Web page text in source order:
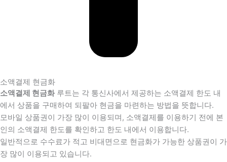
소액결제 현금화
소액결제 현금화루트는 각 통신사에서 제공하는 소액결제 한도 내
에서 상품을 구매하여 되팔아 현금을 마련하는 방법을 뜻합니다.
모바일 상품권이 가장 많이 이용되며, 소액결제를 이용하기 전에 본
인의 소액결제 한도를 확인하고 한도 내에서 이용합니다.
일반적으로 수수료가 적고 비대면으로 현금화가 가능한 상품권이 가
장 많이 이용되고 있습니다.